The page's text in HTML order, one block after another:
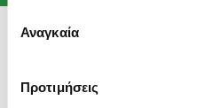
συγκατάθεσης
Αναγκαία
Προτιμήσεις
Πολιτική περί Προστασίας